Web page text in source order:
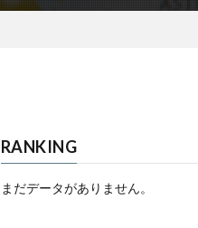
RANKING
まだデータがありません。